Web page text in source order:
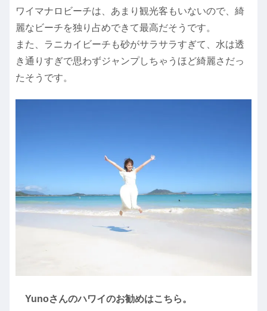
ワイマナロビーチは、あまり観光客もいないので、綺
麗なビーチを独り占めできて最高だそうです。
また、ラニカイビーチも砂がサラサラすぎて、水は透
き通りすぎで思わずジャンプしちゃうほど綺麗さだっ
たそうです。
Yunoさんのハワイのお勧めはこちら。